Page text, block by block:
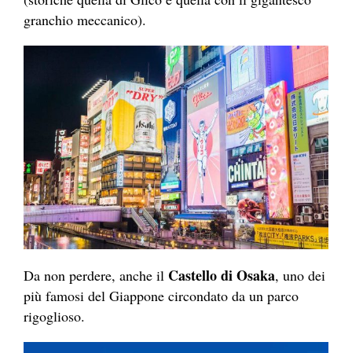
granchio meccanico).
Da non perdere, anche il Castello di Osaka, uno dei
più famosi del Giappone circondato da un parco
rigoglioso.